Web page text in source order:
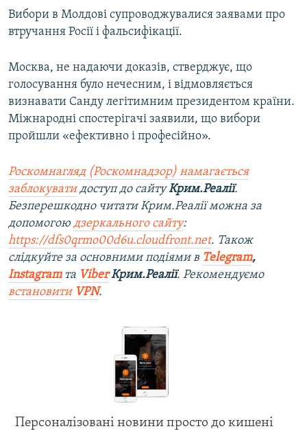
Вибори в Молдові супроводжувалися заявами про
втручання Росії і фальсифікації.
Москва, не надаючи доказів, стверджує, що
голосування було нечесним, і відмовляється
визнавати Санду легітимним президентом країни.
Міжнародні спостерігачі заявили, що вибори
пройшли «ефективно і професійно».
Роскомнагляд (Роскомнадзор) намагається
заблокуватидоступ до сайтуКрим.Реалії.
Безперешкодно читати Крим.Реалії можна за
допомогою дзеркального сайту:
https://dfs0qrmo00d6u.cloudfront.net. Також
слідкуйте за основними подіями в Telegram,
Instagramта ViberКрим.Реалії. Рекомендуємо
встановити VPN.
Персоналізовані новини просто до кишені